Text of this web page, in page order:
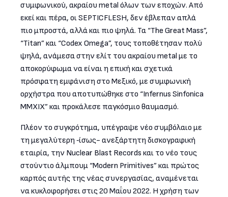
συμφωνικού, ακραίου metal όλων των εποχών. Από
εκεί και πέρα, οι SEPTICFLESH, δεν έβλεπαν απλά
πιο μπροστά, αλλά και πιο ψηλά. Τα “The Great Mass”,
“Titan” και “Codex Omega”, τους τοποθέτησαν πολύ
ψηλά, ανάμεσα στην ελίτ του ακραίου metal με το
αποκορύφωμα να είναι η επική και σχετικά
πρόσφατη εμφάνιση στο Μεξικό, με συμφωνική
ορχήστρα που αποτυπώθηκε στο “Infernus Sinfonica
MMXIX” και προκάλεσε παγκόσμιο θαυμασμό.
Πλέον το συγκρότημα, υπέγραψε νέο συμβόλαιο με
τη μεγαλύτερη ‑ίσως- ανεξάρτητη δισκογραφική
εταιρία, την Nuclear Blast Records και το νέο τους
στούντιο άλμπουμ “Modern Primitives” και πρώτος
καρπός αυτής της νέας συνεργασίας, αναμένεται
να κυκλοφορήσει στις 20 Μαΐου 2022. Η χρήση των